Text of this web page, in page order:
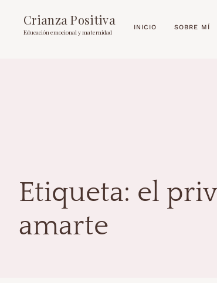
Crianza Positiva
Educación emocional y maternidad
INICIO SOBRE MÍ
Etiqueta: el
amarte